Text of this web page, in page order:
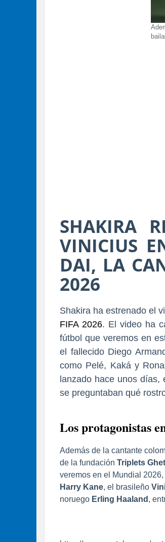
SHAKIRA
VINICIUS
DAI, LA
2026
Shakira ha estrenado el
FIFA 2026. El video ha
fútbol que veremos en
el fallecido Diego
como Pelé, Kaká y
lanzado hace unos días,
se preguntaban qué
Los protagonistas
Además de la cantante
de la fundación Triplets
veremos en el Mundial
Harry Kane, el brasileño
noruego Erling Haaland ,